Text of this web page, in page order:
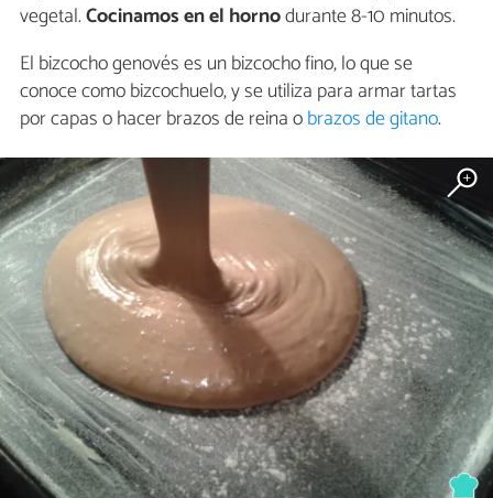
vegetal.Cocinamos en el hornodurante 8-10 minutos.
El bizcocho genovés es un bizcocho fino, lo que se
conoce como bizcochuelo, y se utiliza para armar tartas
por capas o hacer brazos de reina obrazos de gitano.